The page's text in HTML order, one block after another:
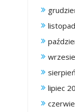
lipiec